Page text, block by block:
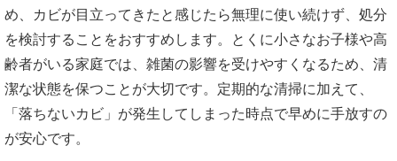
め、カビが目立ってきたと感じたら無理に使い続けず、処分
を検討することをおすすめします。とくに小さなお子様や高
齢者がいる家庭では、雑菌の影響を受けやすくなるため、清
潔な状態を保つことが大切です。定期的な清掃に加えて、
「落ちないカビ」が発生してしまった時点で早めに手放すの
が安心です。